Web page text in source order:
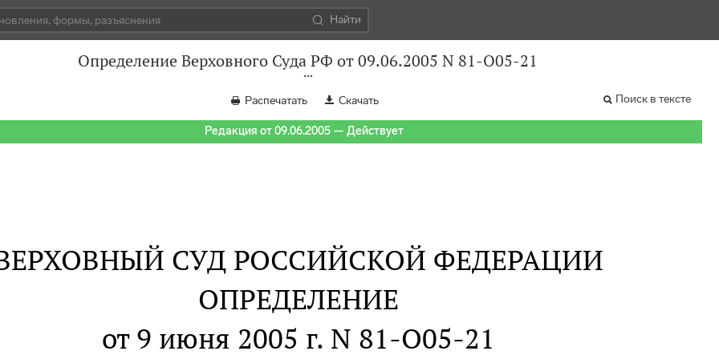
Найти
Определение Верховного Суда РФ от 09.06.2005 N 81-О05-21
Распечатать Скачать Поиск в тексте
Редакция от 09.06.2005 — Действует
СУД РОССИЙСКОЙ ФЕДЕРАЦИИ
ОПРЕДЕЛЕНИЕ
от 9 июня 2005 г. N 81-О05-21